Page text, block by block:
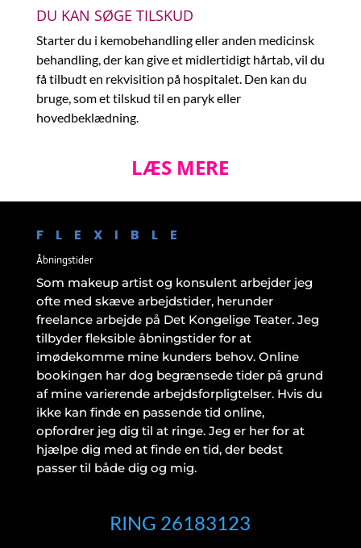
DU KAN SØGE TILSKUD
Starter du i kemobehandling eller anden medicinsk
behandling, der kan give et midlertidigt hårtab, vil du
få tilbudt en rekvisition på hospitalet. Den kan du
bruge, som et tilskud til en paryk eller
hovedbeklædning.
LÆS MERE
FLEXIBLE
Åbningstider
Som makeup artist og konsulent arbejder jeg
ofte med skæve arbejdstider, herunder
freelance arbejde på Det Kongelige Teater. Jeg
tilbyder fleksible åbningstider for at
imødekomme mine kunders behov. Online
bookingen har dog begrænsede tider på grund
af mine varierende arbejdsforpligtelser. Hvis du
ikke kan finde en passende tid online,
opfordrer jeg dig til at ringe. Jeg er her for at
hjælpe dig med at finde en tid, der bedst
passer til både dig og mig.
RING 26183123